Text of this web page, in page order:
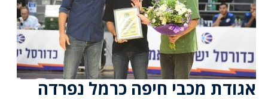
אגודת מכבי חיפה כרמל נפרדה